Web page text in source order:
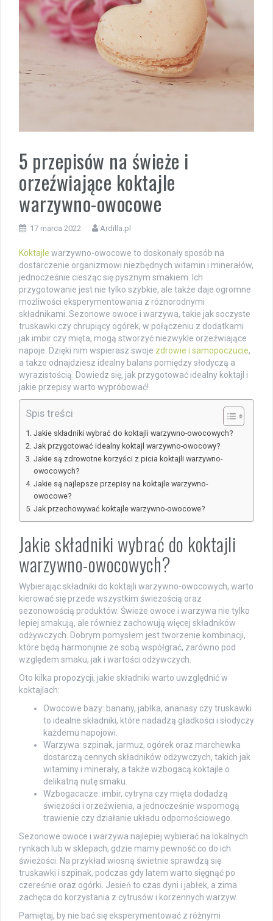
5 przepisów na świeże i
orzeźwiające koktajle
warzywno-owocowe
17 marca 2022 Ardilla.pl
Koktajle warzywno-owocowe to doskonały sposób na
dostarczenie organizmowi niezbędnych witamin i minerałów,
jednocześnie ciesząc się pysznym smakiem. Ich
przygotowanie jest nie tylko szybkie, ale także daje ogromne
możliwości eksperymentowania z różnorodnymi
składnikami. Sezonowe owoce i warzywa, takie jak soczyste
truskawki czy chrupiący ogórek, w połączeniu z dodatkami
jak imbir czy mięta, mogą stworzyć niezwykle orzeźwiające
napoje. Dzięki nim wspierasz swoje zdrowie i samopoczucie,
a także odnajdziesz idealny balans pomiędzy słodyczą a
wyrazistością. Dowiedz się, jak przygotować idealny koktajl i
jakie przepisy warto wypróbować!
Spis treści
Jakie składniki wybrać do koktajli warzywno-owocowych?
Jak przygotować idealny koktajl warzywno-owocowy?
Jakie są zdrowotne korzyści z picia koktajli warzywno-
owocowych?
Jakie są najlepsze przepisy na koktajle warzywno-
owocowe?
Jak przechowywać koktajle warzywno-owocowe?
Jakie składniki wybrać do koktajli
warzywno-owocowych?
Wybierając składniki do koktajli warzywno-owocowych, warto
kierować się przede wszystkim świeżością oraz
sezonowością produktów. Świeże owoce i warzywa nie tylko
lepiej smakują, ale również zachowują więcej składników
odżywczych. Dobrym pomysłem jest tworzenie kombinacji,
które będą harmonijnie ze sobą współgrać, zarówno pod
względem smaku, jak i wartości odżywczych.
Oto kilka propozycji, jakie składniki warto uwzględnić w
koktajlach:
Owocowe bazy: banany, jabłka, ananasy czy truskawki
to idealne składniki, które nadadzą gładkości i słodyczy
każdemu napojowi.
Warzywa: szpinak, jarmuż, ogórek oraz marchewka
dostarczą cennych składników odżywczych, takich jak
witaminy i minerały, a także wzbogacą koktajle o
delikatną nutę smaku.
Wzbogacacze: imbir, cytryna czy mięta dodadzą
świeżości i orzeźwienia, a jednocześnie wspomogą
trawienie czy działanie układu odpornościowego.
Sezonowe owoce i warzywa najlepiej wybierać na lokalnych
rynkach lub w sklepach, gdzie mamy pewność co do ich
świeżości. Na przykład wiosną świetnie sprawdzą się
truskawki i szpinak, podczas gdy latem warto sięgnąć po
czereśnie oraz ogórki. Jesień to czas dyni i jabłek, a zima
zachęca do korzystania z cytrusów i korzennych warzyw.
Pamiętaj, by nie bać się eksperymentować z różnymi